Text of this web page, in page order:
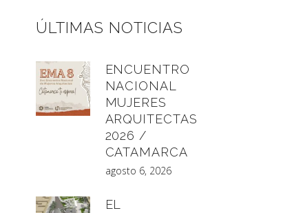
ÚLTIMAS NOTICIAS
ENCUENTRO
NACIONAL
MUJERES
ARQUITECTAS
2026 /
CATAMARCA
agosto 6, 2026
EL